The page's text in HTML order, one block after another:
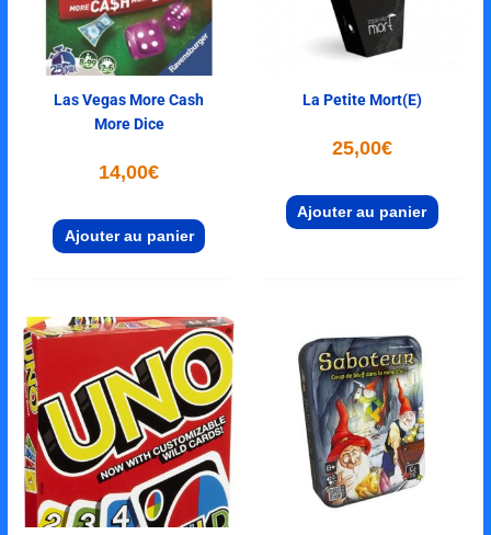
Las Vegas More Cash
More Dice
14,00€
Ajouter au panier
La Petite Mort(e)
25,00€
Ajouter au panier